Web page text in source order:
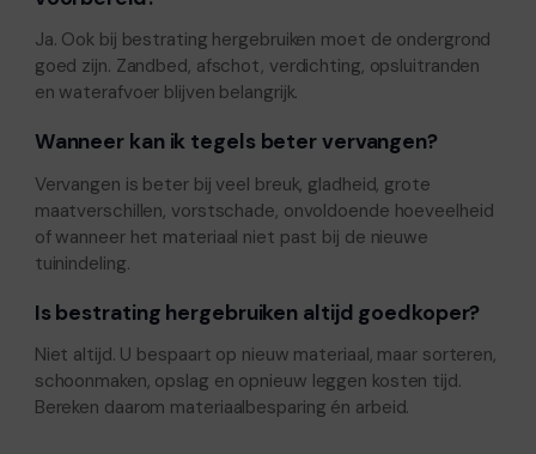
Ja. Ook bij bestrating hergebruiken moet de ondergrond
goed zijn. Zandbed, afschot, verdichting, opsluitranden
en waterafvoer blijven belangrijk.
Wanneer kan ik tegels beter vervangen?
Vervangen is beter bij veel breuk, gladheid, grote
maatverschillen, vorstschade, onvoldoende hoeveelheid
of wanneer het materiaal niet past bij de nieuwe
tuinindeling.
Is bestrating hergebruiken altijd goedkoper?
Niet altijd. U bespaart op nieuw materiaal, maar sorteren,
schoonmaken, opslag en opnieuw leggen kosten tijd.
Bereken daarom materiaalbesparing én arbeid.